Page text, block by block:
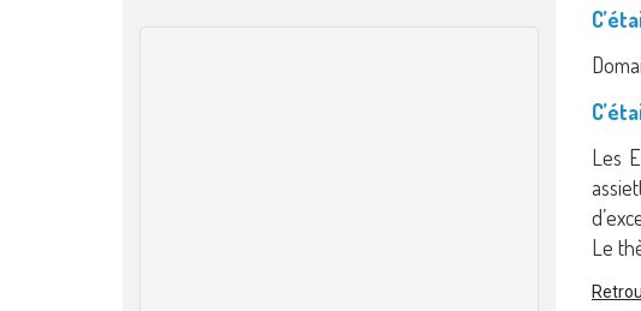
Les
Le